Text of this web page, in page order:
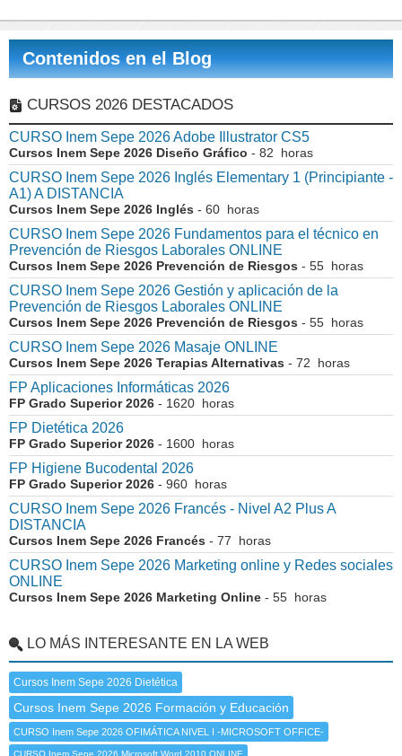
Contenidos en el Blog
CURSOS 2026 DESTACADOS
CURSO Inem Sepe 2026 Adobe Illustrator CS5
Cursos Inem Sepe 2026 Diseño Gráfico - 82 horas
CURSO Inem Sepe 2026 Inglés Elementary 1 (Principiante -
A1) A DISTANCIA
Cursos Inem Sepe 2026 Inglés - 60 horas
CURSO Inem Sepe 2026 Fundamentos para el técnico en
Prevención de Riesgos Laborales ONLINE
Cursos Inem Sepe 2026 Prevención de Riesgos - 55 horas
CURSO Inem Sepe 2026 Gestión y aplicación de la
Prevención de Riesgos Laborales ONLINE
Cursos Inem Sepe 2026 Prevención de Riesgos - 55 horas
CURSO Inem Sepe 2026 Masaje ONLINE
Cursos Inem Sepe 2026 Terapias Alternativas - 72 horas
FP Aplicaciones Informáticas 2026
FP Grado Superior 2026 - 1620 horas
FP Dietética 2026
FP Grado Superior 2026 - 1600 horas
FP Higiene Bucodental 2026
FP Grado Superior 2026 - 960 horas
CURSO Inem Sepe 2026 Francés - Nivel A2 Plus A
DISTANCIA
Cursos Inem Sepe 2026 Francés - 77 horas
CURSO Inem Sepe 2026 Marketing online y Redes sociales
ONLINE
Cursos Inem Sepe 2026 Marketing Online - 55 horas
LO MÁS INTERESANTE EN LA WEB
Cursos Inem Sepe 2026 Dietética
Cursos Inem Sepe 2026 Formación y Educación
CURSO Inem Sepe 2026 OFIMÁTICA NIVEL I -MICROSOFT OFFICE-
CURSO Inem Sepe 2026 Microsoft Word 2010 ONLINE